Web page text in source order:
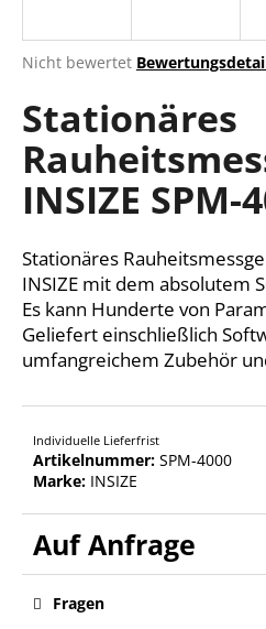
Die
Produktbewertung
ist
0,0
von
5
Sternen.
Nicht bewertet
Stationäres
INSIZE SPM-
Stationäres
INSIZE mit dem absolutem
Es kann Hunderte von
Geliefert einschließlich
umfangreichem Zubehör
Individuelle Lieferfrist
Artikelnummer: SPM-4000
Marke: INSIZE
Fragen
W
e
m
p
f
e
h
l
n